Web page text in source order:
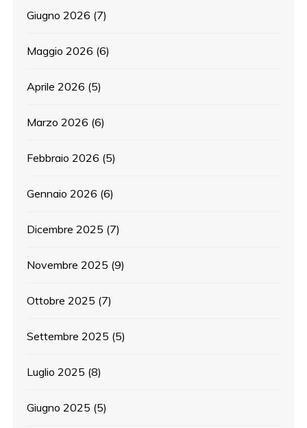
Giugno 2026 (7)
Maggio 2026 (6)
Aprile 2026 (5)
Marzo 2026 (6)
Febbraio 2026 (5)
Gennaio 2026 (6)
Dicembre 2025 (7)
Novembre 2025 (9)
Ottobre 2025 (7)
Settembre 2025 (5)
Luglio 2025 (8)
Giugno 2025 (5)